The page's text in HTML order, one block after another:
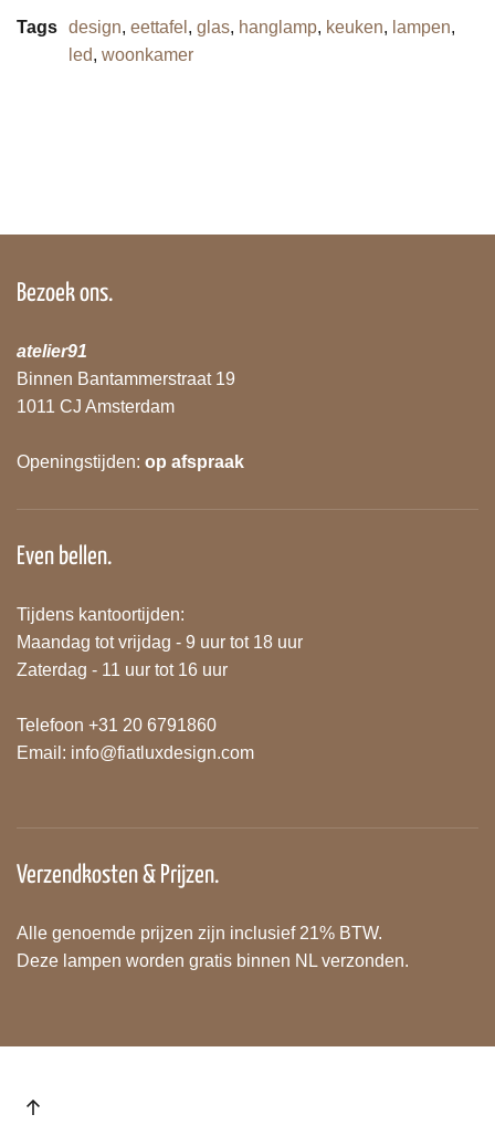
Tags design, eettafel , glas, hanglamp, keuken, lampen,
led, woonkamer
Bezoek ons.
atelier91
Binnen Bantammerstraat 19
1011 CJ Amsterdam
Openingstijden: op afspraak
Even bellen.
Tijdens kantoortijden:
Maandag tot vrijdag - 9 uur tot 18 uur
Zaterdag - 11 uur tot 16 uur
Telefoon +31 20 6791860
Email: info@fiatluxdesign.com
Verzendkosten & Prijzen.
Alle genoemde prijzen zijn inclusief 21% BTW.
Deze lampen worden gratis binnen NL verzonden.